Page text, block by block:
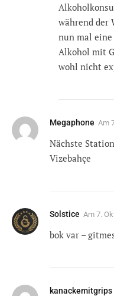
während der
nun mal eine
Alkohol mit
wohl nicht
Megaphone Am
Nächste
Vizebahçe
Solstice Am 7.
bok var –
kanackemitgrips